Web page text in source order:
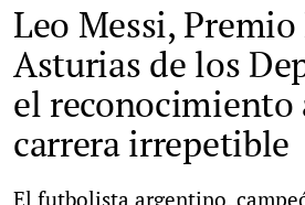
Leo Messi, Premio
Asturias de los
el reconocimiento
carrera irrepetible
El futbolista argentino,